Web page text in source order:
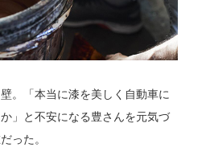
。「本当に漆を美しく自動車に
」と不安になる豊さんを元気づ
った。